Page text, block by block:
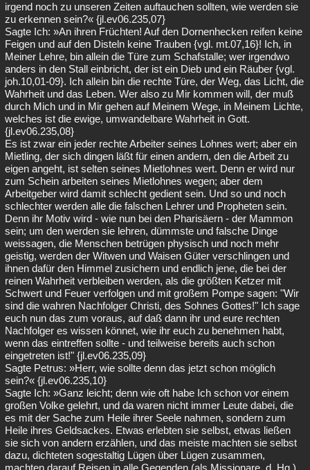
irgend noch zu unseren Zeiten auftauchen sollten, wie werden sie
zu erkennen sein?« {jl.ev06.235,07}
Sagte Ich: »An ihren Früchten! Auf den Dornenhecken reifen keine
Feigen und auf den Disteln keine Trauben {vgl. mt.07,16}! Ich, in
Meiner Lehre, bin allein die Türe zum Schafstalle; wer irgendwo
anders in den Stall einbricht, der ist ein Dieb und ein Räuber {vgl.
joh.10,01-09}. Ich allein bin die rechte Türe, der Weg, das Licht, die
Wahrheit und das Leben. Wer also zu Mir kommen will, der muß
durch Mich und in Mir gehen auf Meinem Wege, in Meinem Lichte,
welches ist die ewige, umwandelbare Wahrheit in Gott.
{jl.ev06.235,08}
Es ist zwar ein jeder rechte Arbeiter seines Lohnes wert; aber ein
Mietling, der sich dingen läßt für einen andern, den die Arbeit zu
eigen angeht, ist selten seines Mietlohnes wert. Denn er wird nur
zum Schein arbeiten seines Mietlohnes wegen; aber dem
Arbeitgeber wird damit schlecht gedient sein. Und so und noch
schlechter werden alle die falschen Lehrer und Propheten sein.
Denn ihr Motiv wird - wie nun bei den Pharisäern - der Mammon
sein; um den werden sie lehren, dümmste und falsche Dinge
weissagen, die Menschen betrügen physisch und noch mehr
geistig, werden der Witwen und Waisen Güter verschlingen und
ihnen dafür den Himmel zusichern und endlich jene, die bei der
reinen Wahrheit verbleiben werden, als die größten Ketzer mit
Schwert und Feuer verfolgen und mit großem Pompe sagen: "Wir
sind die wahren Nachfolger Christi, des Sohnes Gottes!" Ich sage
euch nun das zum voraus, auf daß dann ihr und eure rechten
Nachfolger es wissen könnet, wie ihr euch zu benehmen habt,
wenn das eintreffen sollte - und teilweise bereits auch schon
eingetreten ist!" {jl.ev06.235,09}
Sagte Petrus: »Herr, wie sollte denn das jetzt schon möglich
sein?« {jl.ev06.235,10}
Sagte Ich: »Ganz leicht; denn wie oft habe Ich schon vor einem
großen Volke gelehrt, und da waren nicht immer Leute dabei, die
es mit der Sache zum Heile ihrer Seele nahmen, sondern zum
Heile ihres Geldsackes. Etwas erlebten sie selbst, etwas ließen
sie sich von andern erzählen, und das meiste machten sie selbst
dazu, dichteten sogestaltig Lügen über Lügen zusammen,
machten darauf Reisen in alle Gegenden (als Missionare, d. Hg.)